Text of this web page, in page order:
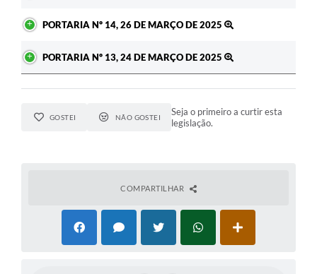
PORTARIA Nº 14, 26 DE MARÇO DE 2025
PORTARIA Nº 13, 24 DE MARÇO DE 2025
GOSTEI NÃO GOSTEI
Seja o primeiro a curtir esta
legislação.
COMPARTILHAR